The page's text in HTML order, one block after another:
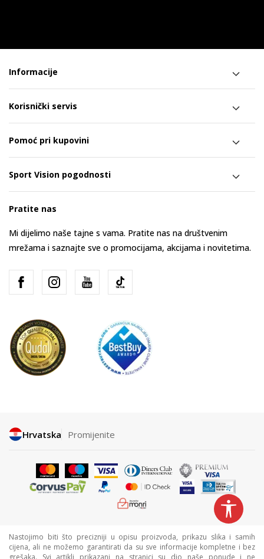
Informacije
Korisnički servis
Pomoć pri kupovini
Sport Vision pogodnosti
Pratite nas
Mi dijelimo naše tajne s vama. Pratite nas na društvenim
mrežama i saznajte sve o promocijama, akcijama i novitetima.
Hrvatska Promijenite
Nastojimo biti što precizniji u opisu proizvoda, prikazu slika i samih
cijena, ali ne možemo garantirati da su sve informacije kompletne i bez
grešaka. Svi artikli prikazani na stranici su dio naše ponude i ne